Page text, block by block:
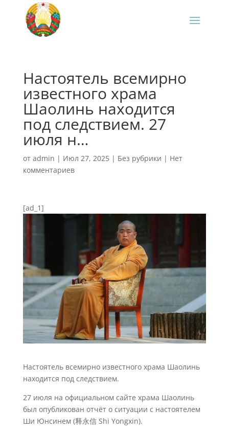
Настоятель всемирно
известного храма
Шаолинь находится
под следствием. 27
июля н…
от admin | Июл 27, 2025| Без рубрики | Нет
комментариев
[ad_1]
Настоятель всемирно известного храма Шаолинь
находится под следствием.
27 июля на официальном сайте храма Шаолинь
был опубликован отчёт о ситуации с настоятелем
Ши Юнсинем (释永信 Shi Yongxin).